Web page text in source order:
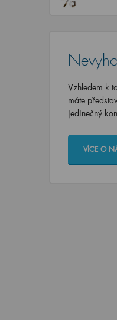
Vzhledem k
máte
jedinečný
VÍCE O